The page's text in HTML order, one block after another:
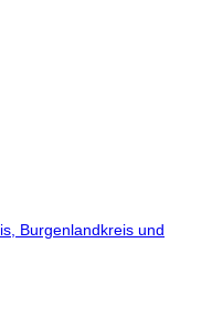
Burgenlandkreis und